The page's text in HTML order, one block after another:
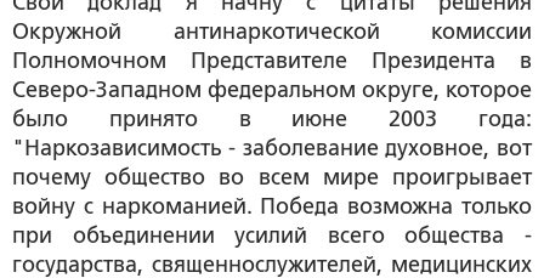
Окружной антинаркотической комиссии
Полномочном Представителе Президента в
Северо-Западном федеральном округе, которое
было принято в июне 2003 года:
"Наркозависимость - заболевание духовное, вот
почему общество во всем мире проигрывает
войну с наркоманией. Победа возможна только
при объединении усилий всего общества -
государства, священнослужителей, медицинских